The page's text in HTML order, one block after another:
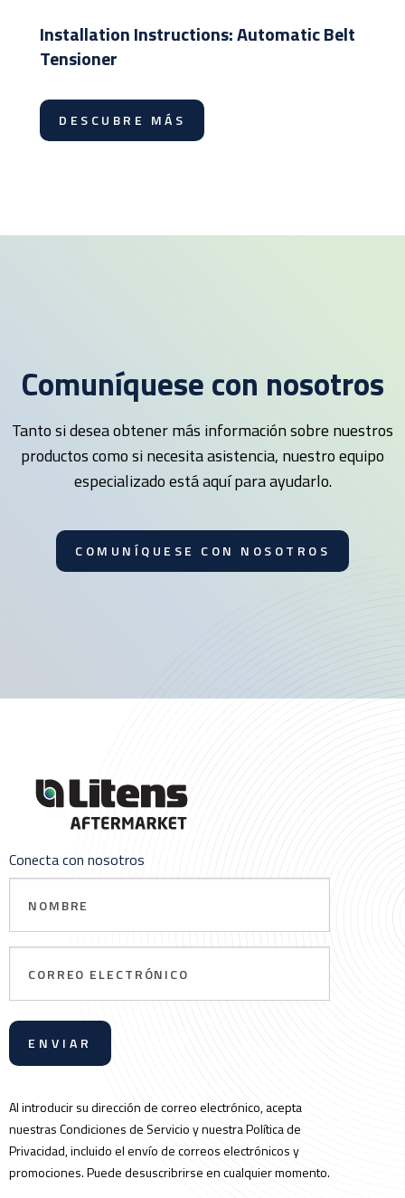
Installation Instructions: Automatic Belt
Tensioner
DESCUBRE MÁS
Comuníquese con nosotros
Tanto si desea obtener más información sobre nuestros
productos como si necesita asistencia, nuestro equipo
especializado está aquí para ayudarlo.
COMUNÍQUESE CON NOSOTROS
Conecta con nosotros
electrónico
Al introducir su dirección de correo electrónico, acepta
nuestras Condiciones de Servicio y nuestra Política de
Privacidad, incluido el envío de correos electrónicos y
promociones. Puede desuscribrirse en cualquier momento.